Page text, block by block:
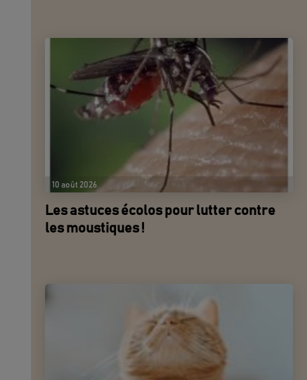
10 août 2026
Les astuces écolos pour lutter contre
les moustiques !